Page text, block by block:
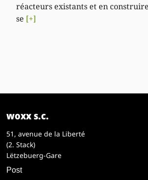
réacteurs existants et en
se [+]
woxx s.c.
51, avenue de la Liberté
(2. Stack)
Lëtzebuerg-Gare
Post